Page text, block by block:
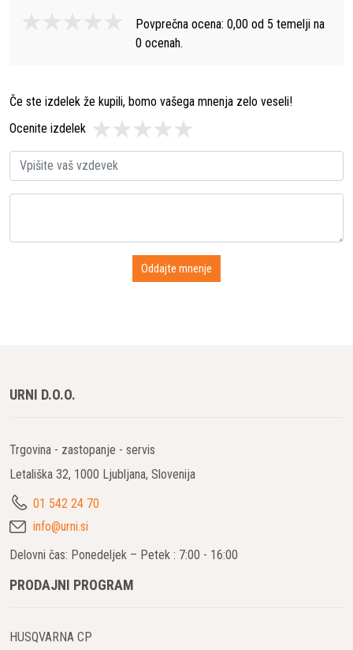
Povprečna ocena: 0,00 od 5 temelji na
0 ocenah.
Če ste izdelek že kupili, bomo vašega mnenja zelo veseli!
Ocenite izdelek
URNI D.O.O.
Trgovina - zastopanje - servis
Letališka 32, 1000 Ljubljana, Slovenija
01 542 24 70
info@urni.si
Delovni čas: Ponedeljek – Petek : 7:00 - 16:00
PRODAJNI PROGRAM
HUSQVARNA CP